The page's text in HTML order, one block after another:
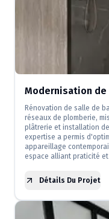
Modernisation
Rénovation de salle de
réseaux de plomberie,
plâtrerie et installation
expertise a permis
appareillage
espace alliant praticité
Détails Du Projet